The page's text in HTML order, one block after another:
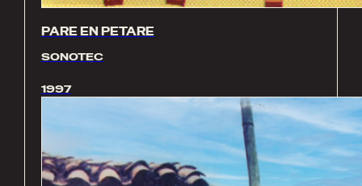
PARE EN PETARE
SONOTEC
1997